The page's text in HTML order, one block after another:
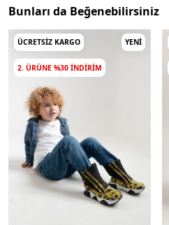
Bunları da Beğenebilirsiniz
ÜCRETSIZ KARGO YENI
2. ÜRÜNE %30 INDIRIM